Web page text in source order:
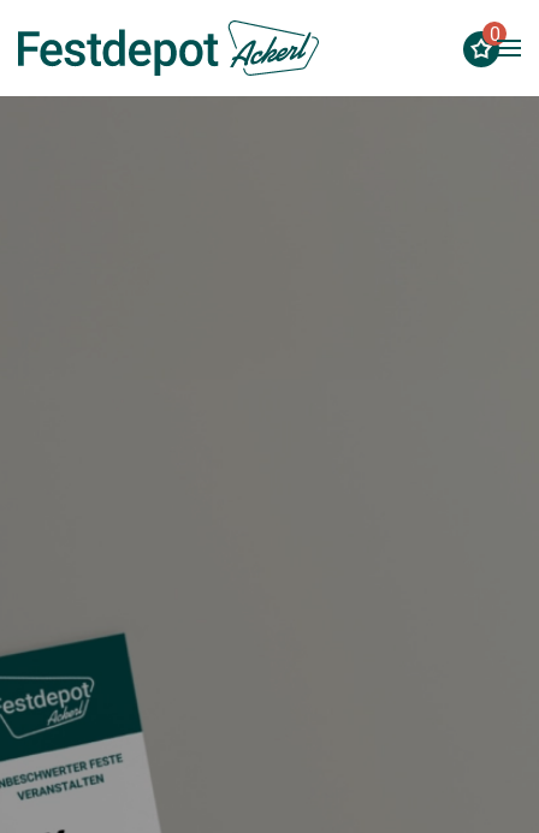
Zum Hauptinhalt springen
0